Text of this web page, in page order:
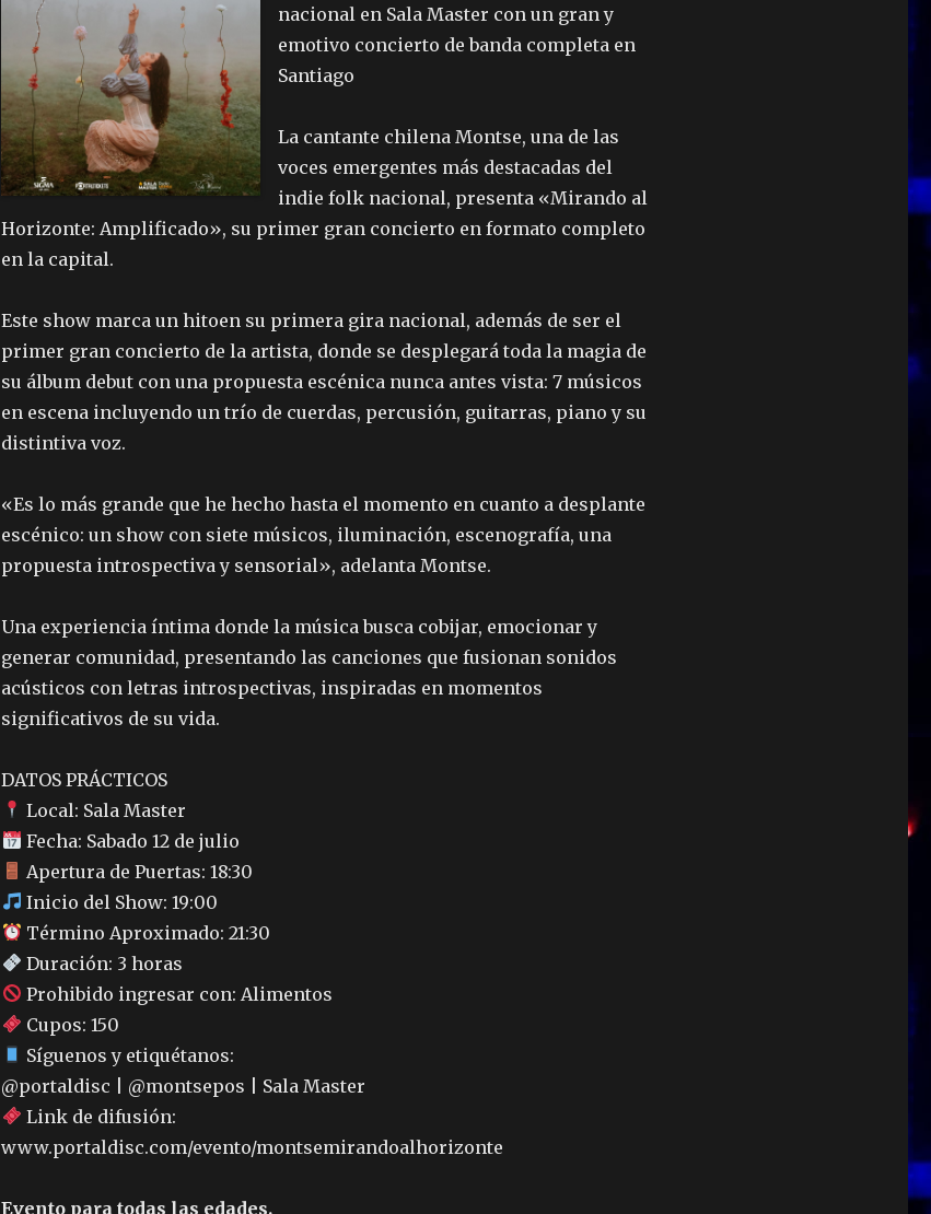
nacional en Sala Master con un gran y
emotivo concierto de banda completa en
Santiago
La cantante chilena Montse, una de las
voces emergentes más destacadas del
indie folk nacional, presenta «Mirando al
Horizonte: Amplificado», su primer gran concierto en formato completo
en la capital.
Este show marca un hitoen su primera gira nacional, además de ser el
primer gran concierto de la artista, donde se desplegará toda la magia de
su álbum debut con una propuesta escénica nunca antes vista: 7 músicos
en escena incluyendo un trío de cuerdas, percusión, guitarras, piano y su
distintiva voz.
«Es lo más grande que he hecho hasta el momento en cuanto a desplante
escénico: un show con siete músicos, iluminación, escenografía, una
propuesta introspectiva y sensorial», adelanta Montse.
Una experiencia íntima donde la música busca cobijar, emocionar y
generar comunidad, presentando las canciones que fusionan sonidos
acústicos con letras introspectivas, inspiradas en momentos
significativos de su vida.
DATOS PRÁCTICOS
Local: Sala Master
Fecha: Sabado 12 de julio
Apertura de Puertas: 18:30
Inicio del Show: 19:00
Término Aproximado: 21:30
Duración: 3 horas
Prohibido ingresar con: Alimentos
Cupos: 150
Síguenos y etiquétanos:
@portaldisc | @montsepos | Sala Master
Link de difusión:
www.portaldisc.com/evento/montsemirandoalhorizonte
Evento para todas las edades.